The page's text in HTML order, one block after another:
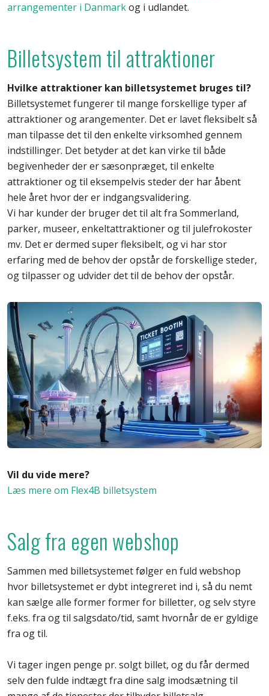
arrangementer i Danmarkog i udlandet.
Billetsystem til attraktioner
Hvilke attraktioner kan billetsystemet bruges til?
Billetsystemet fungerer til mange forskellige typer af
attraktioner og arangementer. Det er lavet fleksibelt så
man tilpasse det til den enkelte virksomhed gennem
indstillinger. Det betyder at det kan virke til både
begivenheder der er sæsonpræget, til enkelte
attraktioner og til eksempelvis steder der har åbent
hele året hvor der er indgangsvalidering.
Vi har kunder der bruger det til alt fra Sommerland,
parker, museer, enkeltattraktioner og til julefrokoster
mv. Det er dermed super fleksibelt, og vi har stor
erfaring med de behov der opstår de forskellige steder,
og tilpasser og udvider det til de behov der opstår.
Vil du vide mere?
Læs mere om Flex4B billetsystem
Salg fra egen webshop
Sammen med billetsystemet følger en fuld webshop
hvor billetsystemet er dybt integreret ind i, så du nemt
kan sælge alle former former for billetter, og selv styre
f.eks. fra og til salgsdato/tid, samt hvornår de er gyldige
fra og til.
Vi tager ingen penge pr. solgt billet, og du får dermed
selv den fulde indtægt fra dine salg imodsætning til